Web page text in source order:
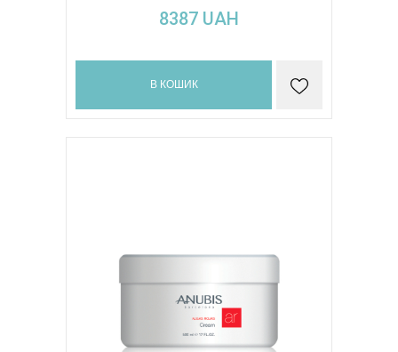
Pearl Cream 60ml
8387 UAH
В КОШИК